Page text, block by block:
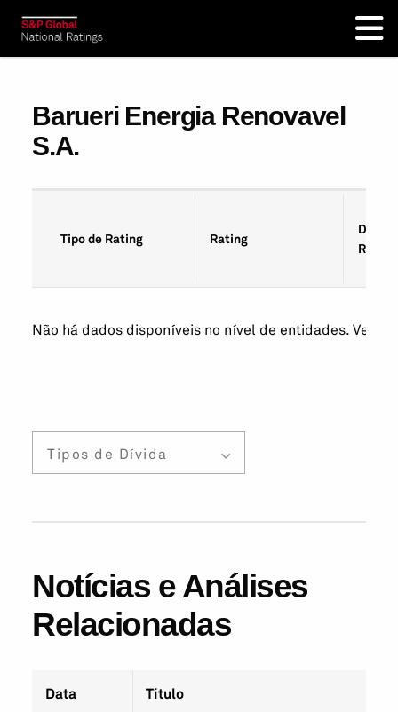
Barueri Energia Renovavel
S.A.
Tipo de Rating Rating
Data
Rating
Não há dados disponíveis no nível de entidades. Veja
Tipos de Dívida
Notícias e Análises
Relacionadas
Data Título